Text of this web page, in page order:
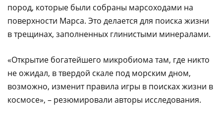
пород, которые были собраны марсоходами на
поверхности Марса. Это делается для поиска жизни
в трещинах, заполненных глинистыми минералами.
«Открытие богатейшего микробиома там, где никто
не ожидал, в твердой скале под морским дном,
возможно, изменит правила игры в поисках жизни в
космосе», – резюмировали авторы исследования.